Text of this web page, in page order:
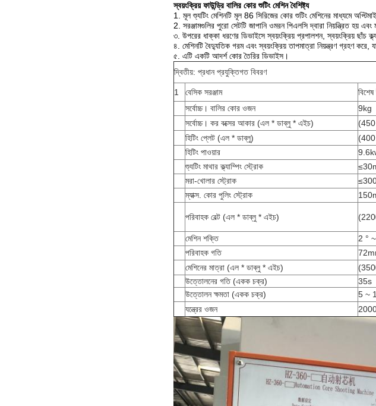
স্বয়ংক্রিয় ফাউন্ড্রি বালির কোর শুটিং মেশিন বৈশিষ্ট্য
1. মূল শ্যুটিং মেশিনটি মূল 86 সিরিজের কোর শুটিং মেশিনের মাধ্যমে
2. সরঞ্জামগুলির পুরো সেটটি জাপানি ওমরন পিএলসি দ্বারা নিয়ন্ত্রিত হয়
৩. উপরের ধাক্কা ধরণের ডিভাইসে স্বয়ংক্রিয় প্রপালশন, স্বয়ংক্রিয় ছাঁচ
৪. মেশিনটি বৈদ্যুতিক গরম এবং স্বয়ংক্রিয় তাপমাত্রা নিয়ন্ত্রণ গ্রহণ
৫. এটি একটি আদর্শ কোর তৈরির ডিভাইস।
দ্বিতীয়: প্রধান প্রযুক্তিগত বিবরণ
1 বেসিক সরঞ্জাম
সর্বোচ্চ। বালির কোর ওজন
9kg
সর্বোচ্চ। কর বক্সের আকার (এল * ডাব্লু * এইচ)
(450
হিটিং প্লেট (এল * ডাব্লু)
(400
হিটিং পাওয়ার
শ্যুটিং মাথার ক্ল্যাম্পিং স্ট্রোক
মরা-খোলার স্ট্রোক
ম্যাক্স. কোর পুলিং স্ট্রোক
পরিবাহক বেল্ট (এল * ডাব্লু * এইচ)
মেশিন শক্তি
2 °
পরিবাহক গতি
মেশিনের মাত্রা (এল * ডাব্লু * এইচ)
উত্তোলনের গতি (একক চক্র)
35s
উত্তোলন ক্ষমতা (একক চক্র)
5 ~
যন্ত্রের ওজন